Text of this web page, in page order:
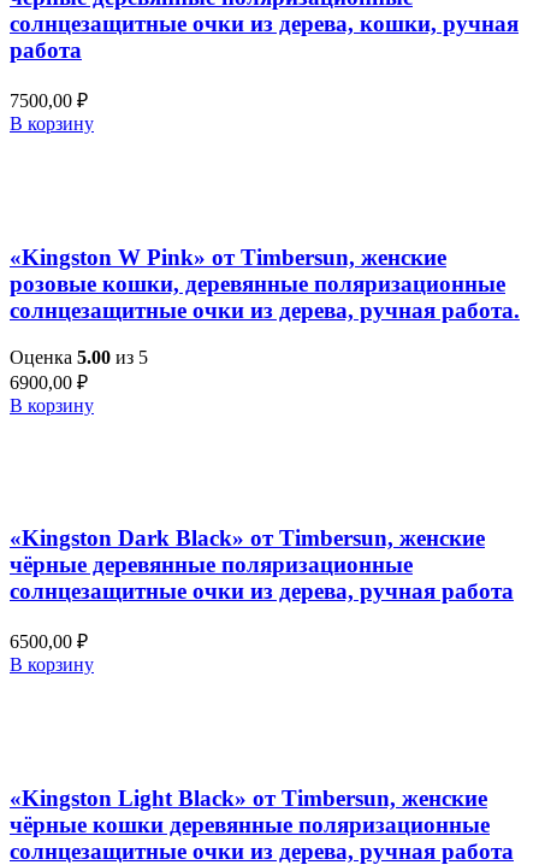
солнцезащитные очки из дерева, кошки, ручная
работа
7500,00 ₽
В корзину
«Kingston W Pink» от Timbersun, женские
розовые кошки, деревянные поляризационные
солнцезащитные очки из дерева, ручная работа.
Оценка 5.00 из 5
6900,00 ₽
В корзину
«Kingston Dark Black» от Timbersun, женские
чёрные деревянные поляризационные
солнцезащитные очки из дерева, ручная работа
6500,00 ₽
В корзину
«Kingston Light Black» от Timbersun, женские
чёрные кошки деревянные поляризационные
солнцезащитные очки из дерева, ручная работа